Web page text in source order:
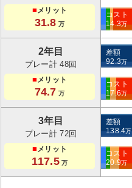
■メリット
31.8 万
コスト
14.3万
2年目
プレー計 48回
■メリット
74.7 万
差額
92.3万
コスト
17.6万
3年目
プレー計 72回
■メリット
117.5万
差額
138.4万
コスト
20.9万